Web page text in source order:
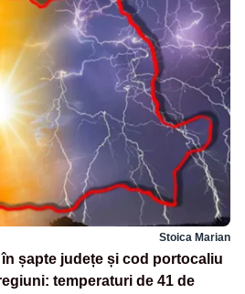
Stoica Marian
șapte județe și cod portocaliu
temperaturi de 41 de